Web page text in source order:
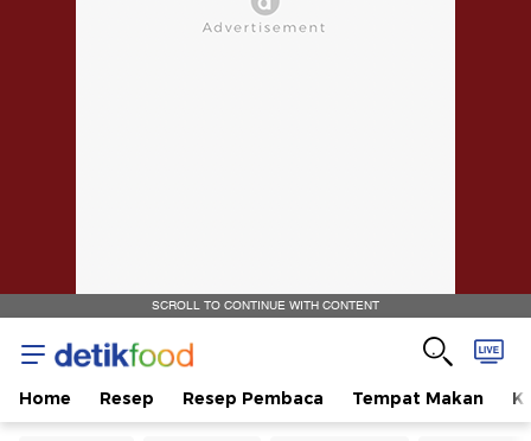
SCROLL TO CONTINUE WITH CONTENT
Home Resep Resep Pembaca Tempat Makan